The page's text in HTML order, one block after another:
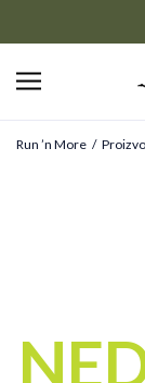
Run ’n More